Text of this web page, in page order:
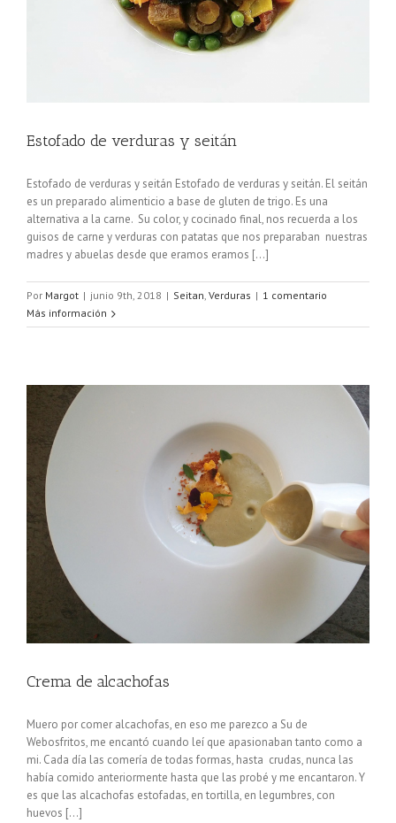
Estofado de verduras y seitán
Estofado de verduras y seitán Estofado de verduras y seitán. El seitán
es un preparado alimenticio a base de gluten de trigo. Es una
alternativa a la carne. Su color, y cocinado final, nos recuerda a los
guisos de carne y verduras con patatas que nos preparaban nuestras
madres y abuelas desde que eramos eramos [...]
Por Margot | junio 9th, 2018 | Seitan, Verduras | 1 comentario
Más información
Crema de alcachofas
Muero por comer alcachofas, en eso me parezco a Su de
Webosfritos, me encantó cuando leí que apasionaban tanto como a
mi. Cada día las comería de todas formas, hasta crudas, nunca las
había comido anteriormente hasta que las probé y me encantaron. Y
es que las alcachofas estofadas, en tortilla, en legumbres, con
huevos [...]